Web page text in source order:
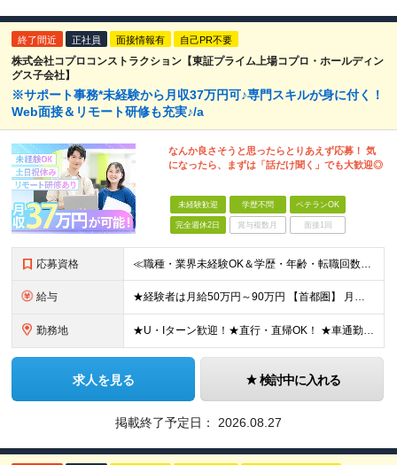
終了間近 正社員 面接情報有 自己PR不要
株式会社コプロコンストラクション【東証プライム上場コプロ・ホールディン
グス子会社】
※サポート事務*未経験から月収37万円可♪専門スキルが身に付く！
Web面接＆リモート研修も充実♪/a
なんか良さそうと思ったらとりあえず応募！ 気
になったら、まずは「話だけ聞く」でも大歓迎◎
未経験歓迎 学歴不問 ベテランOK
完全週休2日 賞与複数月 面接1回
応募資格 ≪職種・業界未経験OK＆学歴・年齢・転職回数不問≫ ◆第二新卒歓迎 ◆社会人経験不問 ◆資格不問 ※新卒の方もご応募可能 （待遇・募集要項等は別途ご案内いたします） ※入社時期は柔軟に対応します！半年
給与 ★経験者は月給50万円～90万円 【首都圏】 月給30万1230円〜 ⇒基本22万7000円+地域6万4230円+皆勤1万円 【群馬/栃木/茨城】 月給28万1090円〜 ⇒基本23万4000円+
勤務地 ★U・Iターン歓迎！★直行・直帰OK！ ★車通勤可能のエリアもあり！★出張なしの働き方も可能 全国47都道府県の各プロジェクト（転勤なし！勤務地に対する希望も実現可能！） 「自宅から1時間以内で通え
求人を見る 検討中に入れる
掲載終了予定日： 2026.08.27